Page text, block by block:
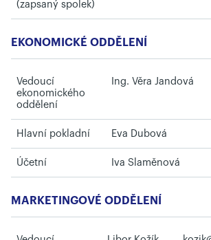
(zapsaný spolek)
EKONOMICKÉ ODDĚLENÍ
Vedoucí
ekonomického
oddělení
Ing. Věra Jandová
Hlavní pokladní Eva Dubová
Účetní Iva Slaměnová
MARKETINGOVÉ ODDĚLENÍ